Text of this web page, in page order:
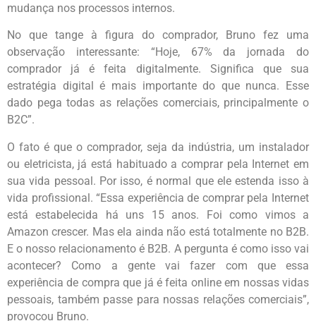
mudança nos processos internos.
No que tange à figura do comprador, Bruno fez uma
observação interessante: “Hoje, 67% da jornada do
comprador já é feita digitalmente. Significa que sua
estratégia digital é mais importante do que nunca. Esse
dado pega todas as relações comerciais, principalmente o
B2C”.
O fato é que o comprador, seja da indústria, um instalador
ou eletricista, já está habituado a comprar pela Internet em
sua vida pessoal. Por isso, é normal que ele estenda isso à
vida profissional. “Essa experiência de comprar pela Internet
está estabelecida há uns 15 anos. Foi como vimos a
Amazon crescer. Mas ela ainda não está totalmente no B2B.
E o nosso relacionamento é B2B. A pergunta é como isso vai
acontecer? Como a gente vai fazer com que essa
experiência de compra que já é feita online em nossas vidas
pessoais, também passe para nossas relações comerciais”,
provocou Bruno.